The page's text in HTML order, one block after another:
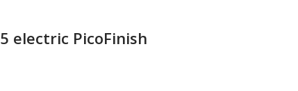
electric PicoFinish